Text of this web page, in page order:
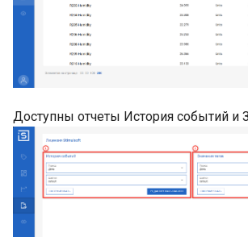
Доступны отчеты История событий и